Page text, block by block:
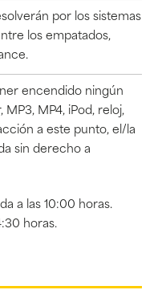
por los sistemas
los empatados,
encendido ningún
MP4, iPod, reloj,
a este punto, el/la
sin derecho a
a las 10:00 horas.
horas.